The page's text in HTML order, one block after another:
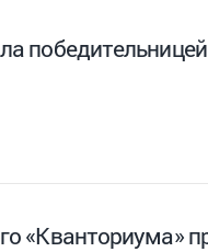
«Кванториума»